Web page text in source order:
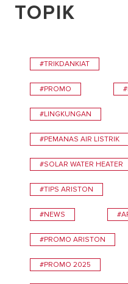
TOPIK
#TRIKDANKIAT
#PROMO
#LINGKUNGAN
#PEMANAS AIR LISTRIK
#SOLAR WATER HEATER
#TIPS ARISTON
#NEWS
#PROMO ARISTON
#PROMO 2025